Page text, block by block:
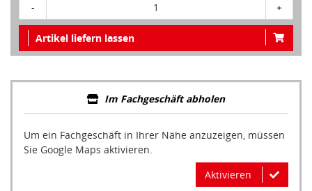
- 1 +
Artikel liefern lassen
Im Fachgeschäft abholen
Um ein Fachgeschäft in Ihrer Nähe anzuzeigen, müssen
Sie Google Maps aktivieren.
Aktivieren